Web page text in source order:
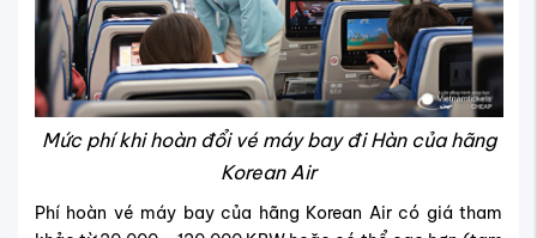
Mức phí khi hoàn đổi vé máy bay đi Hàn của hãng
Korean Air
Phí hoàn vé máy bay của hãng Korean Air có giá tham